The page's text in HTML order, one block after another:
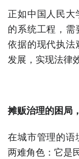
正如中国人民
的系统工程，
依据的现代执
发展，实现法律
摊贩治理的困局
在城市管理的
两难角色：它是